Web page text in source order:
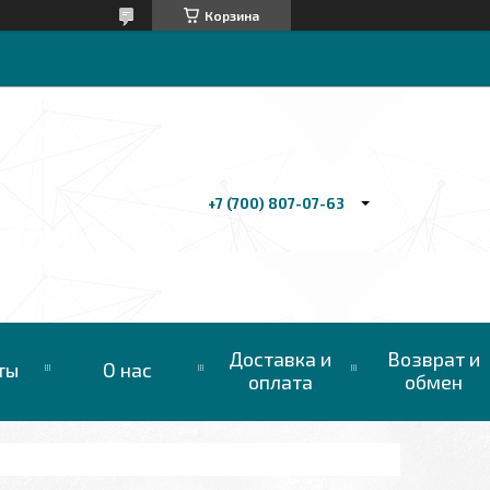
Корзина
+7 (700) 807-07-63
О нас
Доставка и
оплата
Возврат и
обмен